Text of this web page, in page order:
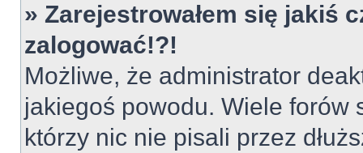
» Zarejestrowałem się jakiś
zalogować!?!
Możliwe, że administrator
jakiegoś powodu. Wiele forów
którzy nic nie pisali przez